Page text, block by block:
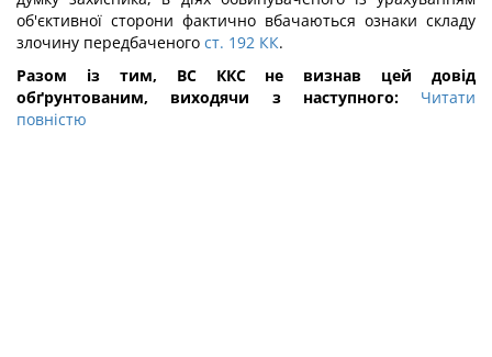
об'єктивної сторони фактично вбачаються ознаки складу
злочину передбаченого ст. 192 КК.
Разом із тим, ВС ККС не визнав цей довід
обґрунтованим, виходячи з наступного:
Читати
повністю